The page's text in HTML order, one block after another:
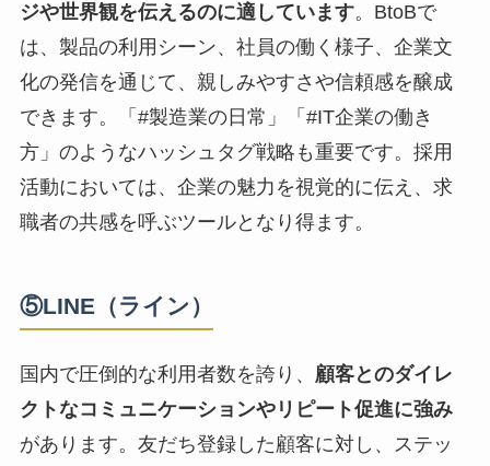
ジや世界観を伝えるのに適しています。BtoBで
は、製品の利用シーン、社員の働く様子、企業文
化の発信を通じて、親しみやすさや信頼感を醸成
できます。「#製造業の日常」「#IT企業の働き
方」のようなハッシュタグ戦略も重要です。採用
活動においては、企業の魅力を視覚的に伝え、求
職者の共感を呼ぶツールとなり得ます。
⑤LINE（ライン）
国内で圧倒的な利用者数を誇り、 顧客とのダイレ
クトなコミュニケーションやリピート促進に強み
があります。友だち登録した顧客に対し、ステッ